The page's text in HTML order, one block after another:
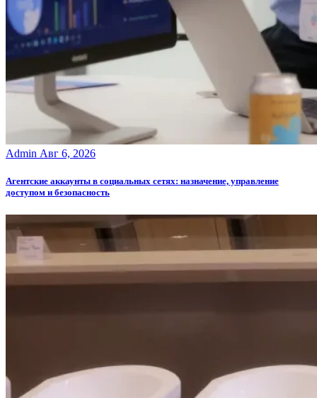
Admin Авг 6, 2026
Агентские аккаунты в социальных сетях: назначение, управление
доступом и безопасность